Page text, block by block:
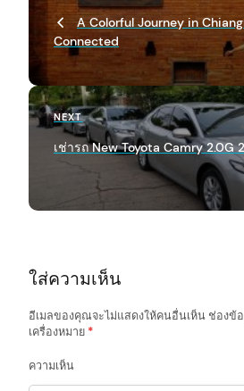
t
n
a
g
o
n
Post
A Colorful Journey in
Connected
Next
Post
NEXT
เช่ารถ New Toyota Camry 2.0G
ใส่ความเห็น
อีเมลของคุณจะไม่แสดงให้คนอื่นเห็นช่องข้
เครื่องหมาย *
ความเห็น